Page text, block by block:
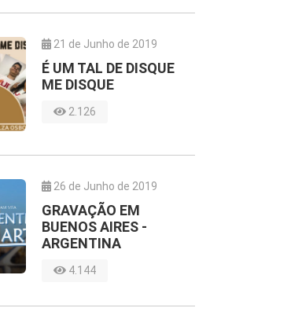
21 de Junho de 2019
É UM TAL DE DISQUE
ME DISQUE
2.126
26 de Junho de 2019
GRAVAÇÃO EM
BUENOS AIRES -
ARGENTINA
4.144